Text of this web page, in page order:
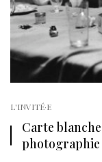
L'INVITÉ·E
Carte
photographie